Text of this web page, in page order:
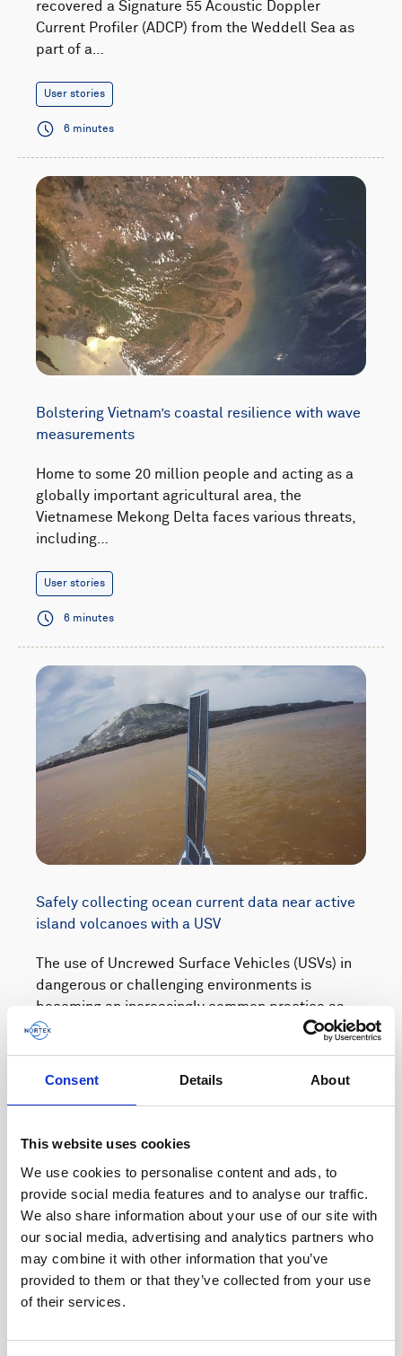
Consent Details About
This website uses cookies
We use cookies to personalise content and ads, to
provide social media features and to analyse our traffic.
We also share information about your use of our site with
our social media, advertising and analytics partners who
may combine it with other information that you’ve
provided to them or that they’ve collected from your use
of their services.
recovered a Signature 55 Acoustic Doppler
Current Profiler (ADCP) from the Weddell Sea as
part of a…
User stories
6 minutes
Bolstering Vietnam’s coastal resilience with wave
measurements
Home to some 20 million people and acting as a
globally important agricultural area, the
Vietnamese Mekong Delta faces various threats,
including…
User stories
6 minutes
Safely collecting ocean current data near active
island volcanoes with a USV
The use of Uncrewed Surface Vehicles (USVs) in
dangerous or challenging environments is
becoming an increasingly common practice as
the capabilities…
User stories Vessel-mounted
5 minutes